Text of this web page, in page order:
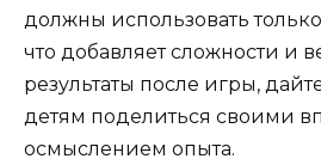
должны использовать
что добавляет сложности и
результаты после игры,
детям поделиться своими
осмыслением опыта.